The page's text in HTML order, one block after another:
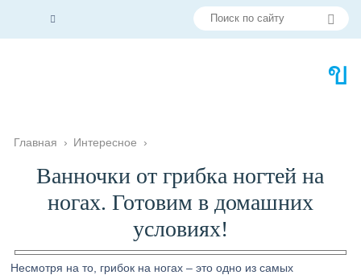
Главная › Интересное ›
Ванночки от грибка ногтей на
ногах. Готовим в домашних
условиях!
Несмотря на то, грибок на ногах – это одно из самых